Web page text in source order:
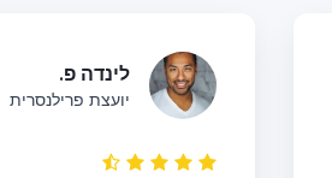
לינדה פ.
יועצת פרילנסרית